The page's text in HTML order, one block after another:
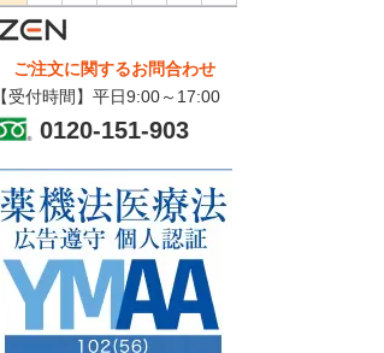
ご注文に関するお問合わせ
【受付時間】平日9:00～17:00
0120-151-903